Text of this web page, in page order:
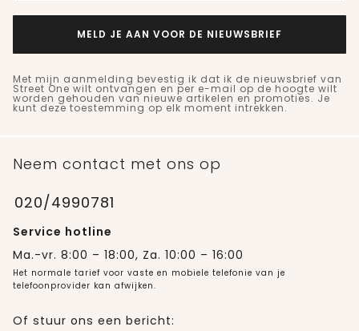
MELD JE AAN VOOR DE NIEUWSBRIEF
Met mijn aanmelding bevestig ik dat ik de nieuwsbrief van
Street One wilt ontvangen en per e-mail op de hoogte wilt
worden gehouden van nieuwe artikelen en promoties. Je
kunt deze toestemming op elk moment intrekken.
Neem contact met ons op
020/4990781
Service hotline
Ma.-vr. 8:00 – 18:00, Za. 10:00 – 16:00
Het normale tarief voor vaste en mobiele telefonie van je
telefoonprovider kan afwijken.
Of stuur ons een bericht: